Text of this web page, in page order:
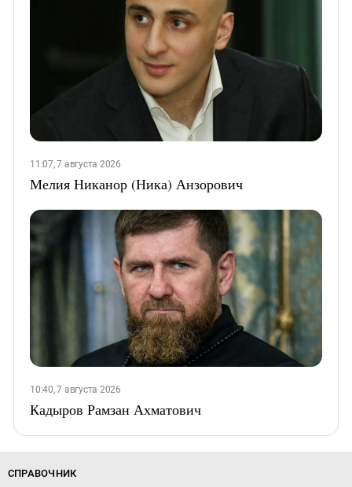
11:07, 7 августа 2026
Мелия Никанор (Ника) Анзорович
10:40, 7 августа 2026
Кадыров Рамзан Ахматович
СПРАВОЧНИК